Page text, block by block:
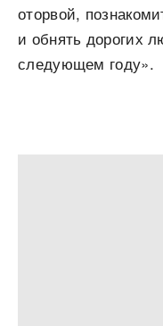
оторвой,
и обнять дорогих
следующем году».